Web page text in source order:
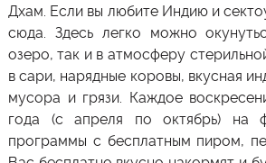
Дхам. Если вы любите Индию и
сюда. Здесь легко можно
озеро, так и в атмосферу
в сари, нарядные коровы, вкусная
мусора и грязи. Каждое
года (с апреля по октябрь) на
программы с бесплатным пиром,